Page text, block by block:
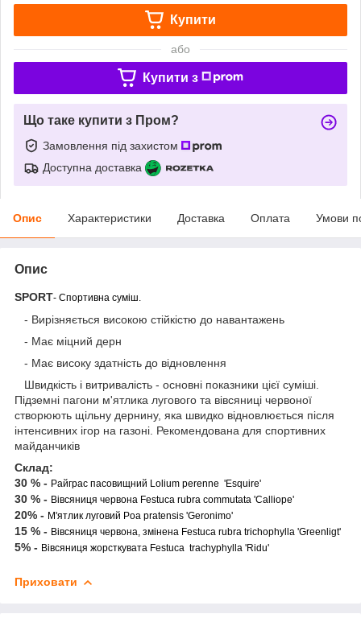
Купити
або
Купити з
Що таке купити з Пром?
Замовлення під захистом
Доступна доставка
Опис Характеристики Доставка Оплата Умови
Опис
SPORT- Спортивна суміш.
- Вирізняється високою стійкістю до навантажень
- Має міцний дерн
- Має високу здатність до відновлення
Швидкість і витривалість - основні показники цієї суміші.
Підземні пагони м'ятлика лугового та вівсяниці червоної
створюють щільну дернину, яка швидко відновлюється після
інтенсивних ігор на газоні. Рекомендована для спортивних
майданчиків
Склад:
30 % - Райграс пасовищний Lolium perenne 'Esquire'
30 % - Вівсяниця червона Festuca rubra commutata 'Calliope'
20% - М'ятлик луговий Poa pratensis 'Geronimo'
15 % - Вівсяниця червона, змінена Festuca rubra trichophylla 'Greenligt'
5% - Вівсяниця жорсткувата Festuca trachyphylla 'Ridu'
Приховати